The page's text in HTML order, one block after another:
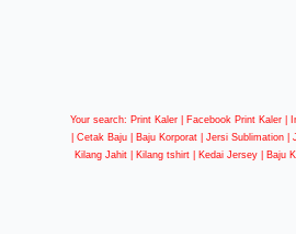
Your search: Print Kaler | Facebook Print Kaler |
| Cetak Baju | Baju Korporat | Jersi Sublimation
Kilang Jahit | Kilang tshirt | Kedai Jersey | Baju